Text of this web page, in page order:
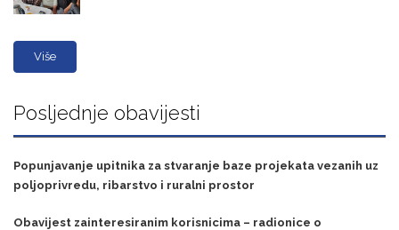
Više
Posljednje obavijesti
Popunjavanje upitnika za stvaranje baze projekata vezanih uz
poljoprivredu, ribarstvo i ruralni prostor
Obavijest zainteresiranim korisnicima – radionice o